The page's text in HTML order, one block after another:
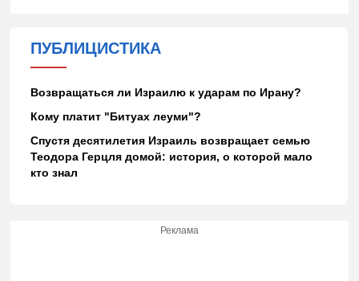
ПУБЛИЦИСТИКА
Возвращаться ли Израилю к ударам по Ирану?
Кому платит "Битуах леуми"?
Спустя десятилетия Израиль возвращает семью
Теодора Герцля домой: история, о которой мало
кто знал
Реклама